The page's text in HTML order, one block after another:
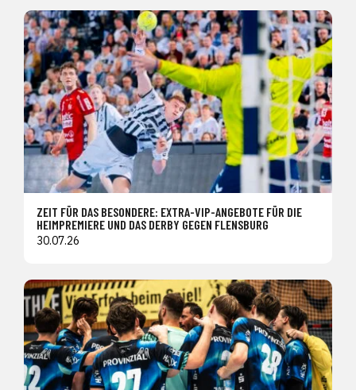
ZEIT FÜR DAS BESONDERE: EXTRA-VIP-ANGEBOTE FÜR DIE
HEIMPREMIERE UND DAS DERBY GEGEN FLENSBURG
30.07.26